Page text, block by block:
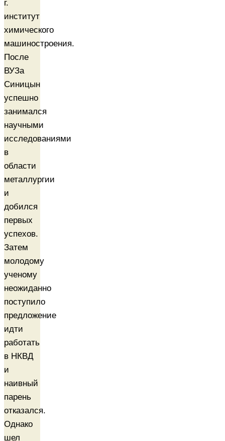
г.
институт
химического
машиностроения.
После
ВУЗа
Синицын
успешно
занимался
научными
исследованиями
в
области
металлургии
и
добился
первых
успехов.
Затем
молодому
ученому
неожиданно
поступило
предложение
идти
работать
в НКВД
и
наивный
парень
отказался.
Однако
шел